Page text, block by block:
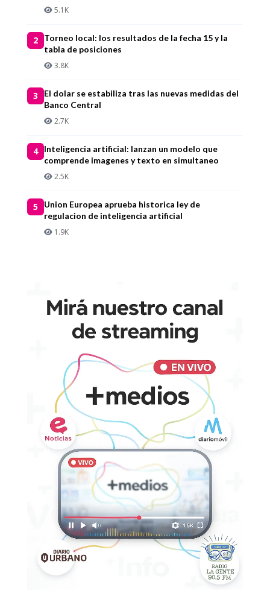
5.1K
2
Torneo local: los resultados de la fecha 15 y la
tabla de posiciones
3.8K
3
El dolar se estabiliza tras las nuevas medidas del
Banco Central
2.7K
4
Inteligencia artificial: lanzan un modelo que
comprende imagenes y texto en simultaneo
2.5K
5
Union Europea aprueba historica ley de
regulacion de inteligencia artificial
1.9K